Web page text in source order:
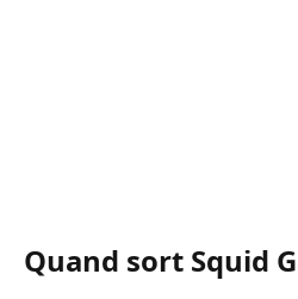
Quand sort Squid